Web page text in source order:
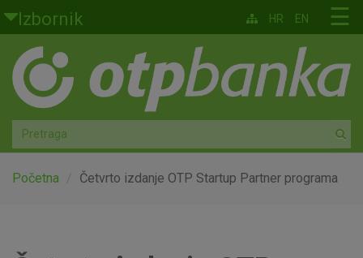
Skoči na glavni sadržaj
Izbornik
Građani
Privatno bankarstvo
Agro
Mala poduzeća i obrtnici
☰
HR EN
Početna Četvrto izdanje OTP Startup Partner programa